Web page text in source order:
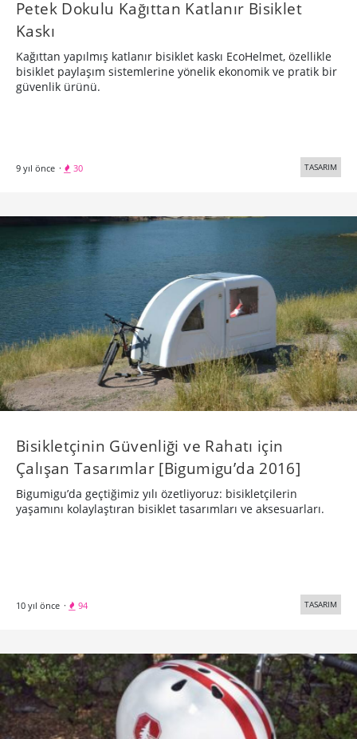
Petek Dokulu Kağıttan Katlanır Bisiklet
Kaskı
Kağıttan yapılmış katlanır bisiklet kaskı EcoHelmet, özellikle
bisiklet paylaşım sistemlerine yönelik ekonomik ve pratik bir
güvenlik ürünü.
9 yıl önce · 30 TASARIM
Bisikletçinin Güvenliği ve Rahatı için
Çalışan Tasarımlar [Bigumigu’da 2016]
Bigumigu’da geçtiğimiz yılı özetliyoruz: bisikletçilerin
yaşamını kolaylaştıran bisiklet tasarımları ve aksesuarları.
10 yıl önce · 94 TASARIM